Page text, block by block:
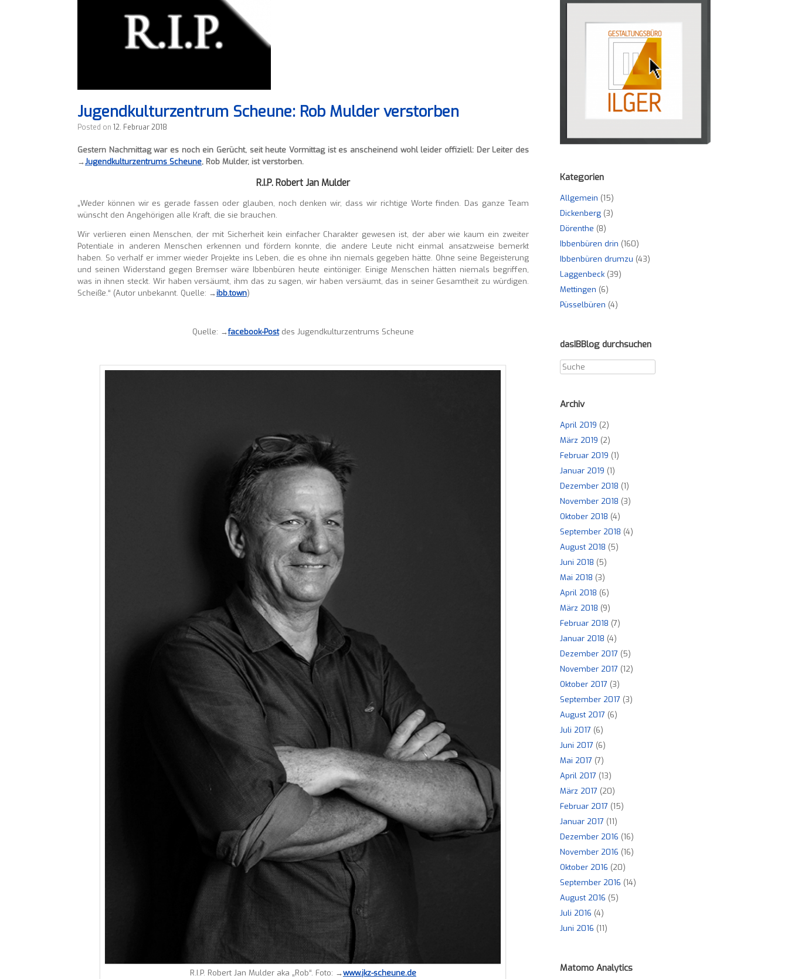
Jugendkulturzentrum Scheune: Rob Mulder verstorben
Posted on 12. Februar 2018
Gestern Nachmittag war es noch ein Gerücht, seit heute Vormittag ist es anscheinend wohl leider offiziell: Der Leiter des
→Jugendkulturzentrums Scheune, Rob Mulder, ist verstorben.
R.I.P. Robert Jan Mulder
„Weder können wir es gerade fassen oder glauben, noch denken wir, dass wir richtige Worte finden. Das ganze Team
wünscht den Angehörigen alle Kraft, die sie brauchen.
Wir verlieren einen Menschen, der mit Sicherheit kein einfacher Charakter gewesen ist, der aber wie kaum ein zweiter
Potentiale in anderen Menschen erkennen und fördern konnte, die andere Leute nicht einmal ansatzweise bemerkt
haben. So verhalf er immer wieder Projekte ins Leben, die es ohne ihn niemals gegeben hätte. Ohne seine Begeisterung
und seinen Widerstand gegen Bremser wäre Ibbenbüren heute eintöniger. Einige Menschen hätten niemals begriffen,
was in ihnen steckt. Wir haben versäumt, ihm das zu sagen, wir haben versäumt, das in seiner Gesamtheit zu würdigen.
Scheiße.“ (Autor unbekannt. Quelle: →ibb.town)
Quelle: →facebook-Postdes Jugendkulturzentrums Scheune
R.I.P. Robert Jan Mulder aka „Rob“. Foto: →www.jkz-scheune.de
Kategorien
Allgemein (15)
Dickenberg (3)
Dörenthe (8)
Ibbenbüren drin (160)
Ibbenbüren drumzu (43)
Laggenbeck (39)
Mettingen (6)
Püsselbüren (4)
dasIBBlog durchsuchen
Archiv
April 2019 (2)
März 2019 (2)
Februar 2019 (1)
Januar 2019 (1)
Dezember 2018 (1)
November 2018 (3)
Oktober 2018 (4)
September 2018 (4)
August 2018 (5)
Juni 2018 (5)
Mai 2018 (3)
April 2018 (6)
März 2018 (9)
Februar 2018 (7)
Januar 2018 (4)
Dezember 2017 (5)
November 2017 (12)
Oktober 2017 (3)
September 2017 (3)
August 2017 (6)
Juli 2017 (6)
Juni 2017 (6)
Mai 2017 (7)
April 2017 (13)
März 2017 (20)
Februar 2017 (15)
Januar 2017 (11)
Dezember 2016 (16)
November 2016 (16)
Oktober 2016 (20)
September 2016 (14)
August 2016 (5)
Juli 2016 (4)
Juni 2016 (11)
Matomo Analytics